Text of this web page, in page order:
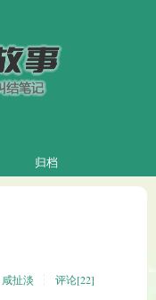
归档
咸扯淡 评论[22]